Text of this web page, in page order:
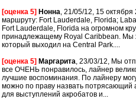
[оценка 5] Нонна, 21/05/12, 15
маршруту: Fort Lauderdale, Florida;
Fort Lauderdale, Florida на огромном
принадлежащему Royal Caribbean. Мы
который выходил на Central Park....
[оценка 5] Маргарита, 23/03/12, Мы
все ОЧЕНЬ понравилось, лайнер
лучшие воспоминания. По лайнеру
можно по праву назвать потрясающий
для выступлений акробатов и...